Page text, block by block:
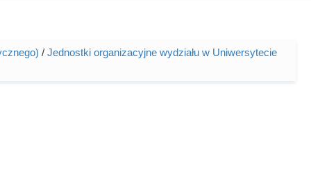
/ Jednostki organizacyjne wydziału w Uniwersytecie